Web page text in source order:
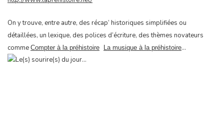
On y trouve, entre autre, des récap’ historiques simplifiées ou
détaillées, un lexique, des polices d’écriture, des thèmes novateurs
comme Compter à la préhistoire La musique à la préhistoire…